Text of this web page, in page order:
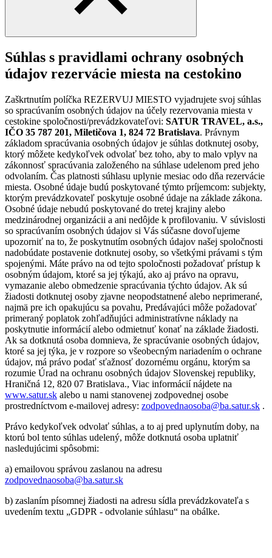
Súhlas s pravidlami ochrany osobných
údajov rezervácie miesta na cestokino
Zaškrtnutím políčka REZERVUJ MIESTO vyjadrujete svoj súhlas
so spracúvaním osobných údajov na účely rezervovania miesta v
cestokine spoločnosti/prevádzkovateľovi: SATUR TRAVEL, a.s.,
IČO 35 787 201, Miletičova 1, 824 72 Bratislava. Právnym
základom spracúvania osobných údajov je súhlas dotknutej osoby,
ktorý môžete kedykoľvek odvolať bez toho, aby to malo vplyv na
zákonnosť spracúvania založeného na súhlase udelenom pred jeho
odvolaním. Čas platnosti súhlasu uplynie mesiac odo dňa rezervácie
miesta. Osobné údaje budú poskytované týmto príjemcom: subjekty,
ktorým prevádzkovateľ poskytuje osobné údaje na základe zákona.
Osobné údaje nebudú poskytované do tretej krajiny alebo
medzinárodnej organizácii a ani nedôjde k profilovaniu. V súvislosti
so spracúvaním osobných údajov si Vás súčasne dovoľujeme
upozorniť na to, že poskytnutím osobných údajov našej spoločnosti
nadobúdate postavenie dotknutej osoby, so všetkými právami s tým
spojenými. Máte právo na od tejto spoločnosti požadovať prístup k
osobným údajom, ktoré sa jej týkajú, ako aj právo na opravu,
vymazanie alebo obmedzenie spracúvania týchto údajov. Ak sú
žiadosti dotknutej osoby zjavne neopodstatnené alebo neprimerané,
najmä pre ich opakujúcu sa povahu, Predávajúci môže požadovať
primeraný poplatok zohľadňujúci administratívne náklady na
poskytnutie informácií alebo odmietnuť konať na základe žiadosti.
Ak sa dotknutá osoba domnieva, že spracúvanie osobných údajov,
ktoré sa jej týka, je v rozpore so všeobecným nariadením o ochrane
údajov, má právo podať sťažnosť dozornému orgánu, ktorým sa
rozumie Úrad na ochranu osobných údajov Slovenskej republiky,
Hraničná 12, 820 07 Bratislava., Viac informácií nájdete na
www.satur.sk alebo u nami stanovenej zodpovednej osobe
prostredníctvom e-mailovej adresy: zodpovednaosoba@ba.satur.sk .
Právo kedykoľvek odvolať súhlas, a to aj pred uplynutím doby, na
ktorú bol tento súhlas udelený, môže dotknutá osoba uplatniť
nasledujúcimi spôsobmi:
a) emailovou správou zaslanou na adresu
zodpovednaosoba@ba.satur.sk
b) zaslaním písomnej žiadosti na adresu sídla prevádzkovateľa s
uvedením textu „GDPR - odvolanie súhlasu“ na obálke.